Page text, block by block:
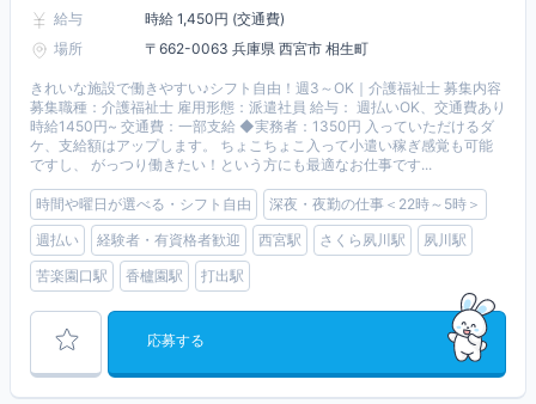
給与
時給 1,450円 (交通費)
場所
〒662-0063 兵庫県 西宮市 相生町
きれいな施設で働きやすい♪シフト自由！週3～OK｜介護福祉士 募集内容
募集職種：介護福祉士 雇用形態：派遣社員 給与： 週払いOK、交通費あり
時給1450円~ 交通費：一部支給 ◆実務者：1350円 入っていただけるダ
ケ、支給額はアップします。 ちょこちょこ入って小遣い稼ぎ感覚も可能
ですし、 がっつり働きたい！という方にも最適なお仕事です...
時間や曜日が選べる・シフト自由
深夜・夜勤の仕事＜22時～5時＞
週払い
経験者・有資格者歓迎 西宮駅 さくら夙川駅
夙川駅
苦楽園口駅
香櫨園駅 打出駅
応募する